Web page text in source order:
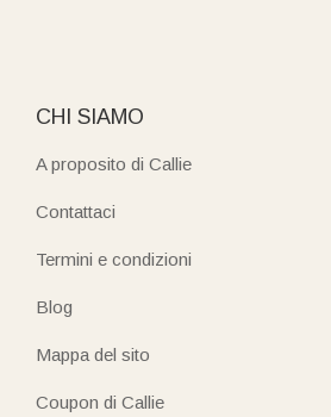
CHI SIAMO
A proposito di Callie
Contattaci
Termini e condizioni
Blog
Mappa del sito
Coupon di Callie